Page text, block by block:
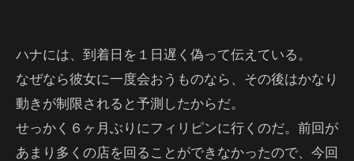
ハナには、到着日を１日遅く偽って伝えている。
なぜなら彼女に一度会おうものなら、その後はかなり
動きが制限されると予測したからだ。
せっかく６ヶ月ぶりにフィリピンに行くのだ。前回が
あまり多くの店を回ることができなかったので、今回